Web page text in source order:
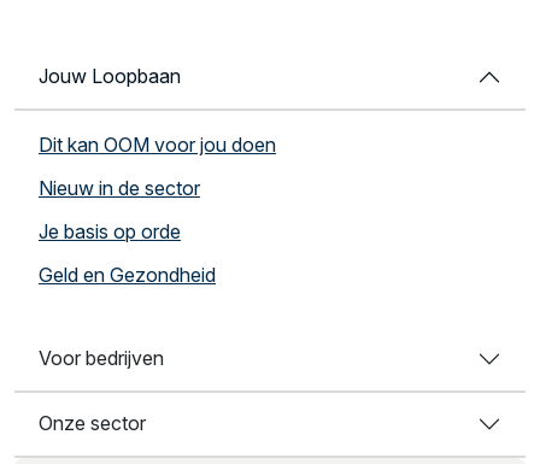
Jouw Loopbaan
Dit kan OOM voor jou doen
Nieuw in de sector
Je basis op orde
Geld en Gezondheid
Voor bedrijven
Onze sector